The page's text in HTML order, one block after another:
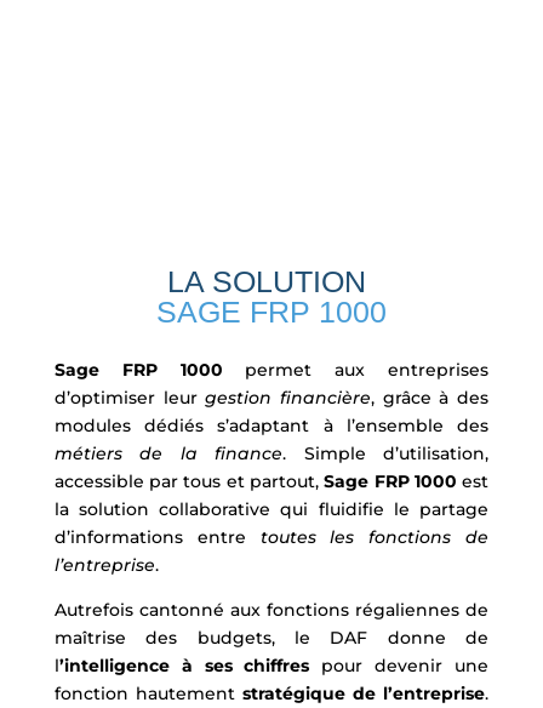
LA SOLUTION
SAGE FRP 1000
Sage FRP 1000 permet aux entreprises
d’optimiser leurgestion financière, grâce à des
modules dédiés s’adaptant à l’ensemble des
métiers de la finance. Simple d’utilisation,
accessible par tous et partout,Sage FRP 1000 est
la solution collaborative qui fluidifie le partage
d’informations entre toutes les fonctions de
l’entreprise.
Autrefois cantonné aux fonctions régaliennes de
maîtrise des budgets, le DAF donne de
l’intelligence à ses chiffres pour devenir une
fonction hautement stratégique de l’entreprise.